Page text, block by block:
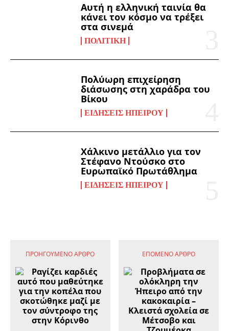
Αυτή η ελληνική ταινία θα
κάνει τον κόσμο να τρέξει
στα σινεμά
ΠΟΛΙΤΙΚΉ
Πολύωρη επιχείρηση
διάσωσης στη χαράδρα του
Βίκου
ΕΙΔΉΣΕΙΣ ΗΠΕΊΡΟΥ
Χάλκινο μετάλλιο για τον
Στέφανο Ντούσκο στο
Ευρωπαϊκό Πρωτάθλημα
ΕΙΔΉΣΕΙΣ ΗΠΕΊΡΟΥ
ΠΡΟΗΓΟΎΜΕΝΟ ΆΡΘΡΟ ΕΠΌΜΕΝΟ ΆΡΘΡΟ